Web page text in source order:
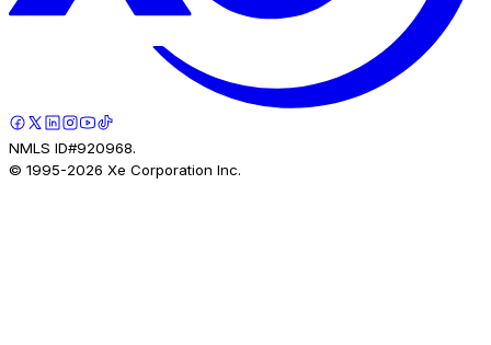
NMLS ID#920968.
© 1995-2026 Xe Corporation Inc.